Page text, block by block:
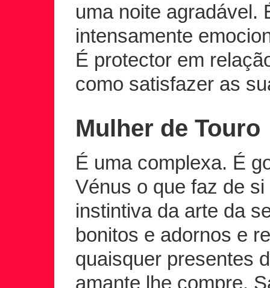
uma noite agradável.
intensamente
É protector em
como satisfazer as
Mulher de Touro
É uma complexa. É
Vénus o que faz de
instintiva da arte da
bonitos e adornos e
quaisquer presentes
amante lhe compre.